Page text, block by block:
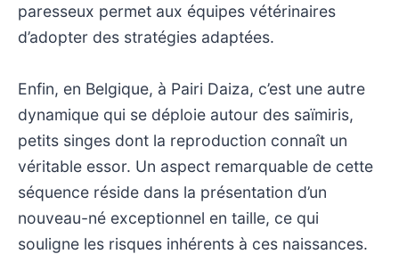
paresseux permet aux équipes vétérinaires
d’adopter des stratégies adaptées.
Enfin, en Belgique, à Pairi Daiza, c’est une autre
dynamique qui se déploie autour des saïmiris,
petits singes dont la reproduction connaît un
véritable essor. Un aspect remarquable de cette
séquence réside dans la présentation d’un
nouveau-né exceptionnel en taille, ce qui
souligne les risques inhérents à ces naissances.